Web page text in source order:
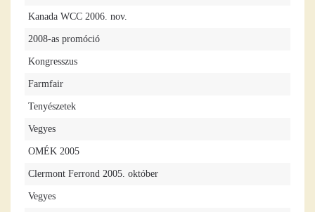
Kanada WCC 2006. nov.
2008-as promóció
Kongresszus
Farmfair
Tenyészetek
Vegyes
OMÉK 2005
Clermont Ferrond 2005. október
Vegyes